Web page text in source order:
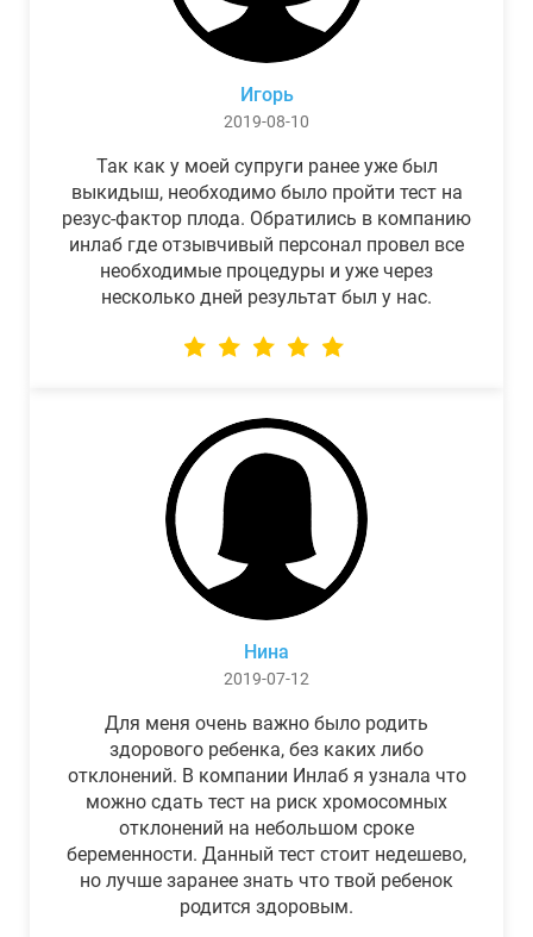
Игорь
2019-08-10
Так как у моей супруги ранее уже был
выкидыш, необходимо было пройти тест на
резус-фактор плода. Обратились в компанию
инлаб где отзывчивый персонал провел все
необходимые процедуры и уже через
несколько дней результат был у нас.
Нина
2019-07-12
Для меня очень важно было родить
здорового ребенка, без каких либо
отклонений. В компании Инлаб я узнала что
можно сдать тест на риск хромосомных
отклонений на небольшом сроке
беременности. Данный тест стоит недешево,
но лучше заранее знать что твой ребенок
родится здоровым.